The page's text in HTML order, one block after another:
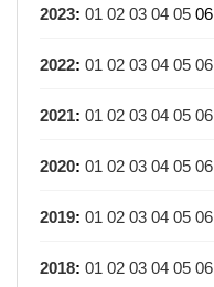
2023: 01 02 03 04 05 06
2022: 01 02 03 04 05 06
2021: 01 02 03 04 05 06
2020: 01 02 03 04 05 06
2019: 01 02 03 04 05 06
2018: 01 02 03 04 05 06